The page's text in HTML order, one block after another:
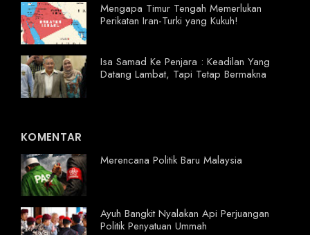
Mengapa Timur Tengah Memerlukan
Perikatan Iran-Turki yang Kukuh!
Isa Samad Ke Penjara : Keadilan Yang
Datang Lambat, Tapi Tetap Bermakna
KOMENTAR
Merencana Politik Baru Malaysia
Ayuh Bangkit Nyalakan Api Perjuangan
Politik Penyatuan Ummah